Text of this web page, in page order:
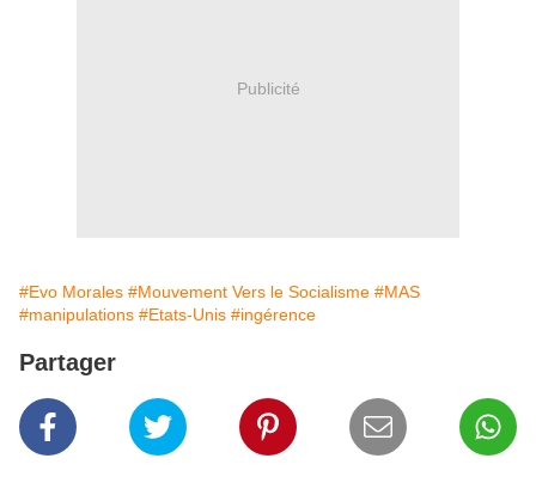
Publicité
#Evo Morales #Mouvement Vers le Socialisme #MAS
#manipulations #Etats-Unis #ingérence
Partager